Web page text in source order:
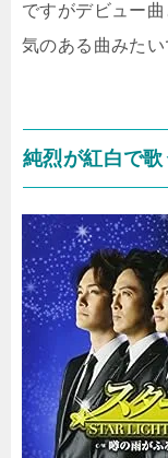
ですがデビュー
気のある曲みたい
純烈が紅白で